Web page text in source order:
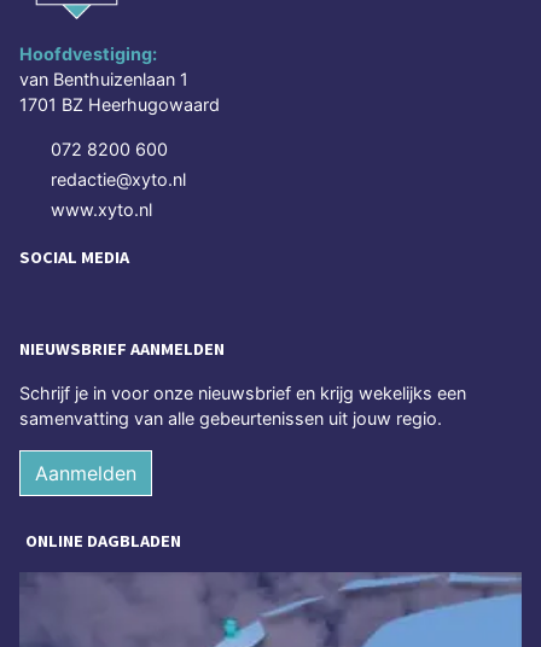
Hoofdvestiging:
van Benthuizenlaan 1
1701 BZ Heerhugowaard
072 8200 600
redactie@xyto.nl
www.xyto.nl
SOCIAL MEDIA
NIEUWSBRIEF AANMELDEN
Schrijf je in voor onze nieuwsbrief en krijg wekelijks een
samenvatting van alle gebeurtenissen uit jouw regio.
Aanmelden
ONLINE DAGBLADEN